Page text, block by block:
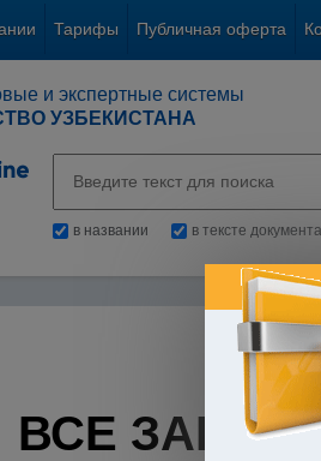
Тарифы Публичная оферта
и экспертные системы
УЗБЕКИСТАНА
в названии в тексте документа
ВСЕ